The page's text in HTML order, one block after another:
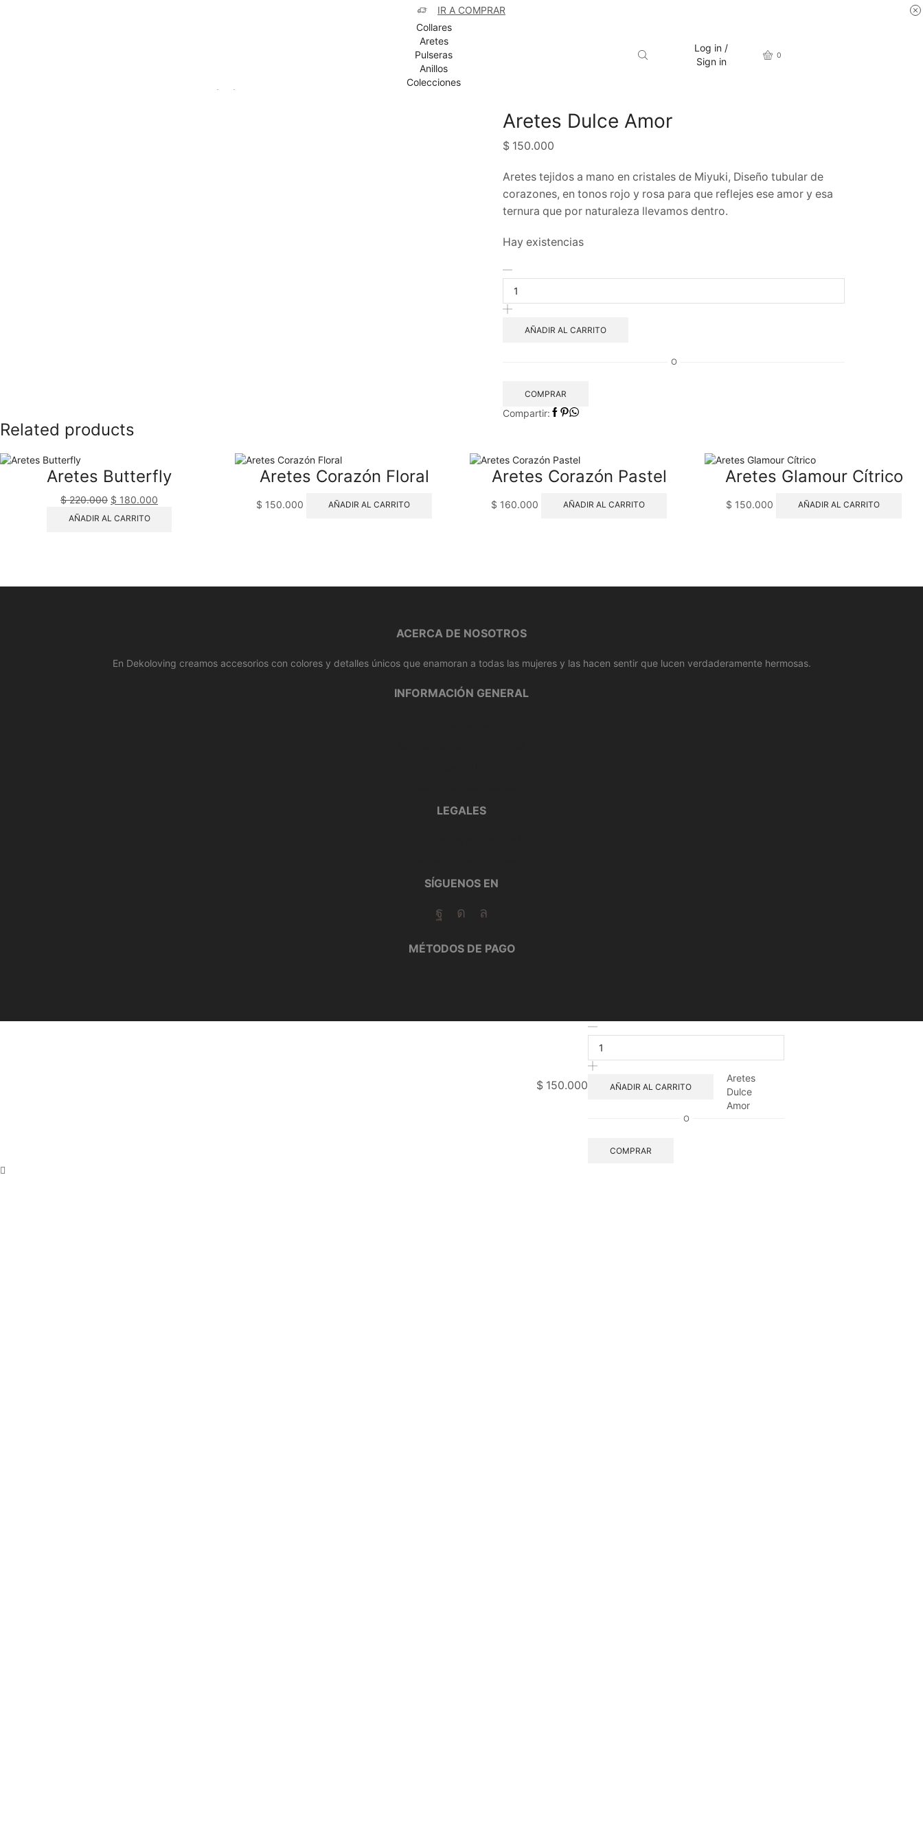
IR A COMPRAR
Collares
Aretes
Pulseras
Anillos
Colecciones
Log in /
Sign in
0
Aretes Dulce Amor
$ 150.000
Aretes tejidos a mano en cristales de Miyuki, Diseño tubular de
corazones, en tonos rojo y rosa para que reflejes ese amor y esa
ternura que por naturaleza llevamos dentro.
Hay existencias
Aretes
Amor
cantidad
AÑADIR AL CARRITO
O
COMPRAR
Compartir:
Related products
Aretes Butterfly
$220.000 El
precio
$ 180.000
AÑADIR AL CARRITO
Aretes Corazón Floral
$ 150.000 AÑADIR AL CARRITO
Aretes Corazón Pastel
$ 160.000 AÑADIR AL CARRITO
Aretes Glamour Cítrico
$ 150.000 AÑADIR AL CARRITO
ACERCA DE NOSOTROS
En Dekoloving creamos accesorios con colores y detalles únicos que enamoran a todas las mujeres y las hacen sentir que lucen verdaderamente hermosas.
INFORMACIÓN GENERAL
LEGALES
SÍGUENOS EN
Facebook
Instagram
Whatsapp
MÉTODOS DE PAGO
Aretes
Dulce
Amor
$ 150.000
Aretes
Amor
cantidad
AÑADIR AL CARRITO
O
COMPRAR